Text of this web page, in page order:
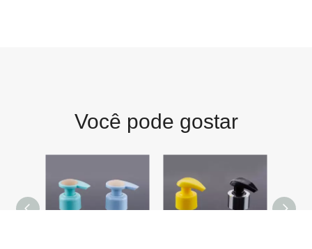
Você pode gostar